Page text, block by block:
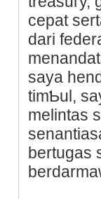
cepat
dari
saya
timƄul,
melintas
bertugas